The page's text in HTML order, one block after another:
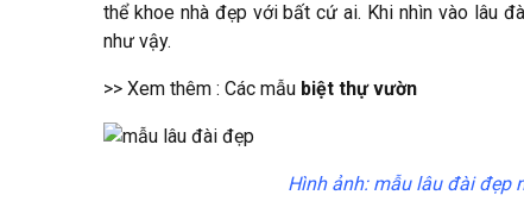
thể khoe nhà đẹp với bất cứ ai. Khi nhìn vào lâu
như vậy.
>> Xem thêm : Các mẫu biệt thự vườn
Hình ảnh: mẫu lâu đài đẹp